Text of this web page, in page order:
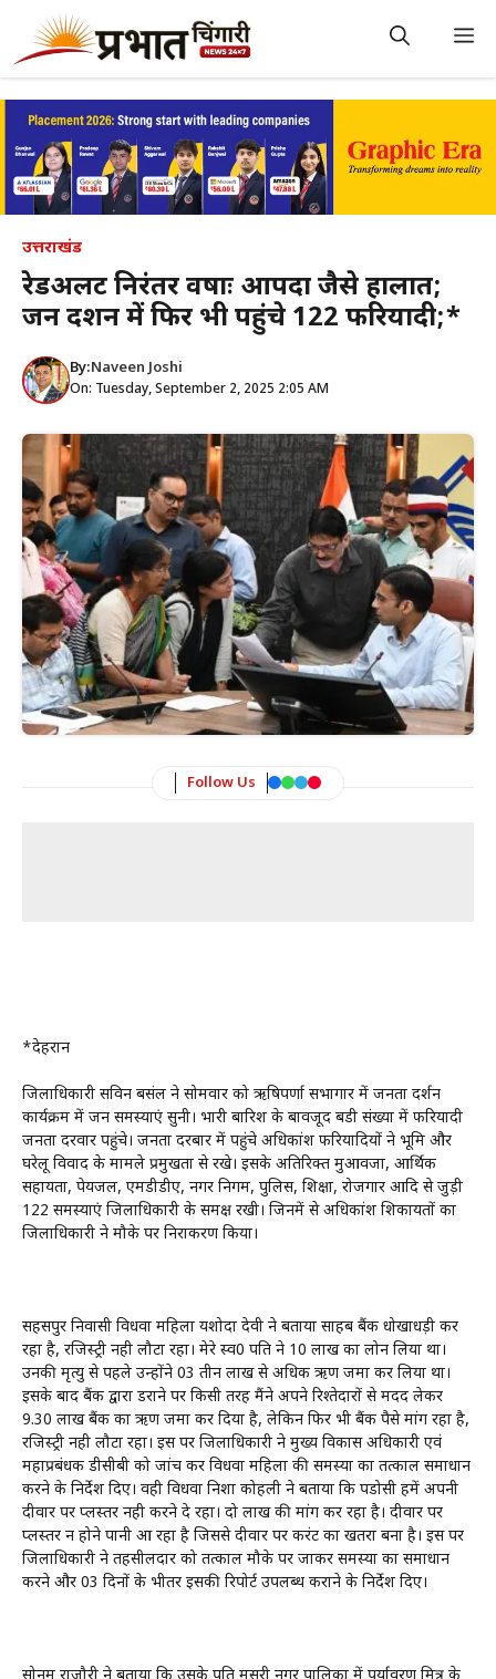
content
उत्तराखंड
रेडअलर्ट निरंतर वर्षाः आपदा जैसे हालात;
जन दर्शन में फिर भी पहुंचे 122 फरियादी;*
By:Naveen Joshi
On: Tuesday, September 2, 2025 2:05 AM
Follow Us
*देहरादून
जिलाधिकारी सविन बसंल ने सोमवार को ऋषिपर्णा सभागार में जनता दर्शन
कार्यक्रम में जन समस्याएं सुनी। भारी बारिश के बावजूद बडी संख्या में फरियादी
जनता दरवार पहुंचे। जनता दरबार में पहुंचे अधिकांश फरियादियों ने भूमि और
घरेलू विवाद के मामले प्रमुखता से रखे। इसके अतिरिक्त मुआवजा, आर्थिक
सहायता, पेयजल, एमडीडीए, नगर निगम, पुलिस, शिक्षा, रोजगार आदि से जुड़ी
122 समस्याएं जिलाधिकारी के समक्ष रखी। जिनमें से अधिकांश शिकायतों का
जिलाधिकारी ने मौके पर निराकरण किया।
सहसपुर निवासी विधवा महिला यशोदा देवी ने बताया साहब बैंक धोखाधड़ी कर
रहा है, रजिस्ट्री नही लौटा रहा। मेरे स्व0 पति ने 10 लाख का लोन लिया था।
उनकी मृत्यु से पहले उन्होंने 03 तीन लाख से अधिक ऋण जमा कर लिया था।
इसके बाद बैंक द्वारा डराने पर किसी तरह मैंने अपने रिश्तेदारों से मदद लेकर
9.30 लाख बैंक का ऋण जमा कर दिया है, लेकिन फिर भी बैंक पैसे मांग रहा है,
रजिस्ट्री नही लौटा रहा। इस पर जिलाधिकारी ने मुख्य विकास अधिकारी एवं
महाप्रबंधक डीसीबी को जांच कर विधवा महिला की समस्या का तत्काल समाधान
करने के निर्देश दिए। वही विधवा निशा कोहली ने बताया कि पडोसी हमें अपनी
दीवार पर प्लस्तर नही करने दे रहा। दो लाख की मांग कर रहा है। दीवार पर
प्लस्तर न होने पानी आ रहा है जिससे दीवार पर करंट का खतरा बना है। इस पर
जिलाधिकारी ने तहसीलदार को तत्काल मौके पर जाकर समस्या का समाधान
करने और 03 दिनों के भीतर इसकी रिपोर्ट उपलब्ध कराने के निर्देश दिए।